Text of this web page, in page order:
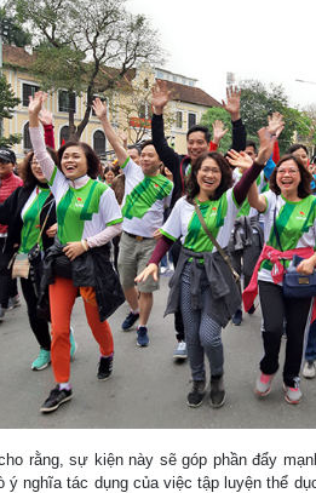
rằng, sự kiện này sẽ góp phần đẩy
ý nghĩa tác dụng của việc tập luyện thể